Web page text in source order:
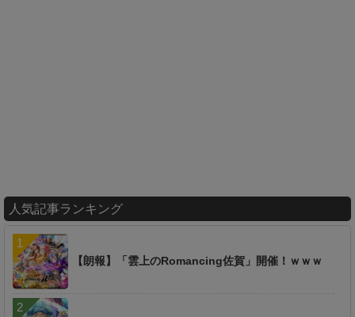
人気記事ランキング
【朗報】「雲上のRomancing佐賀」開催！ｗｗｗ